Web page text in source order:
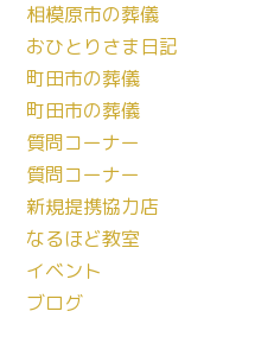
相模原市の葬儀
おひとりさま日記
町田市の葬儀
町田市の葬儀
質問コーナー
質問コーナー
新規提携協力店
なるほど教室
イベント
ブログ